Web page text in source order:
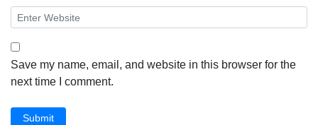
Save my name, email, and website in this browser for the
next time I comment.
Submit